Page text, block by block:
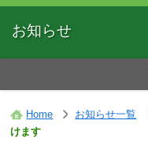
お知らせ
Home お知らせ一覧
けます